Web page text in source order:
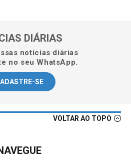
DIÁRIAS
notícias diárias
no seu WhatsApp.
SE
VOLTAR AO TOPO